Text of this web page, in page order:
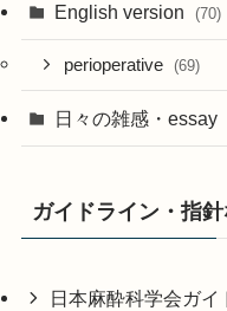
English version (70)
perioperative (69)
日々の雑感・essay
ガイドライン・指針
日本麻酔科学会ガイ